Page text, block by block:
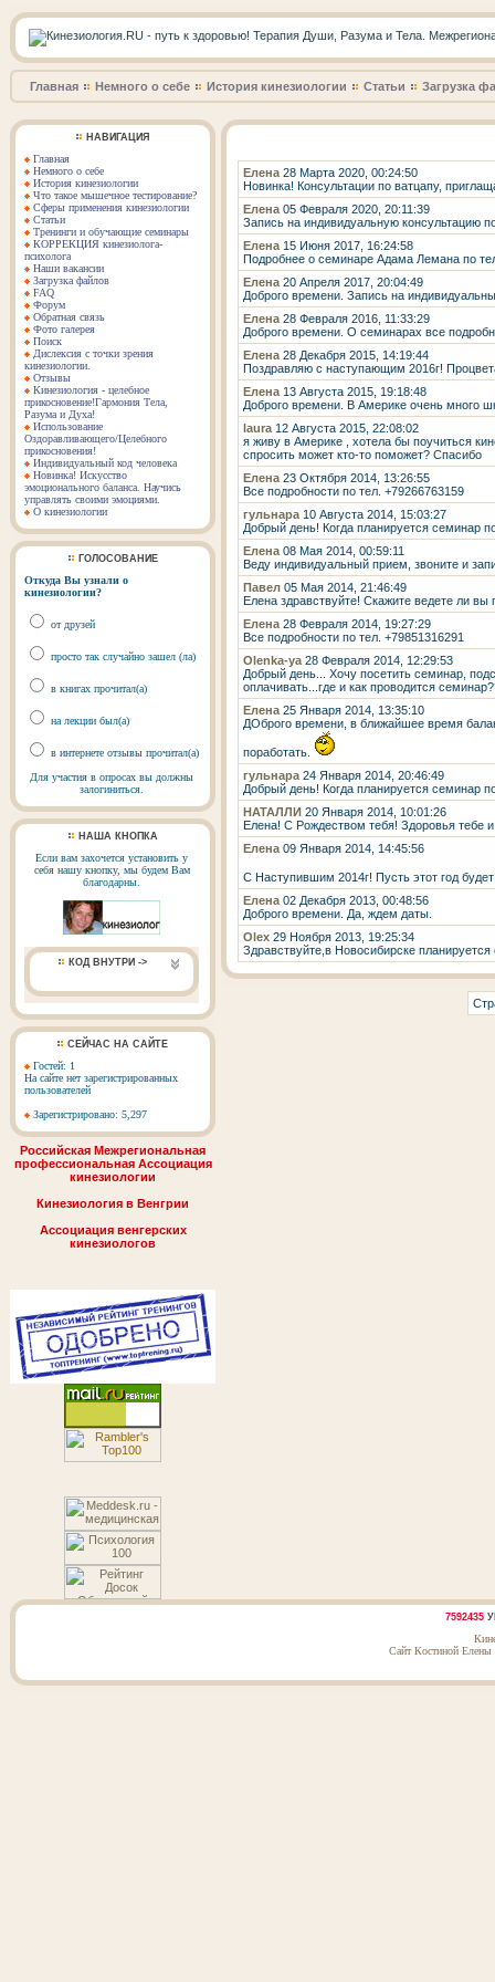
Главная Немного о себе История кинезиологии Статьи Загрузка
НАВИГАЦИЯ
Главная
Немного о себе
История кинезиологии
Что такое мышечное тестирование?
Сферы применения кинезиологии
Статьи
Тренинги и обучающие семинары
КОРРЕКЦИЯ кинезиолога-
психолога
Наши вакансии
Загрузка файлов
FAQ
Форум
Обратная связь
Фото галерея
Поиск
Дислексия с точки зрения
кинезиологии.
Отзывы
Кинезиология - целебное
прикосновение!Гармония Тела,
Разума и Духа!
Использование
Оздоравливающего/Целебного
прикосновения!
Индивидуальный код человека
Новинка! Искусство
эмоционального баланса. Научись
управлять своими эмоциями.
О кинезиологии
ГОЛОСОВАНИЕ
Откуда Вы узнали о
кинезиологии?
от друзей
просто так случайно зашел (ла)
в книгах прочитал(а)
на лекции был(а)
в интернете отзывы прочитал(а)
Для участия в опросах вы должны
залогиниться.
НАША КНОПКА
Если вам захочется установить у
себя нашу кнопку, мы будем Вам
благодарны.
КОД ВНУТРИ ->
СЕЙЧАС НА САЙТЕ
Гостей: 1
На сайте нет зарегистрированных
пользователей
Зарегистрировано: 5,297
Российская Межрегиональная
профессиональная Ассоциация
кинезиологии
Кинезиология в Венгрии
Ассоциация венгерских
кинезиологов
Елена 28 Марта 2020, 00:24:50
Новинка! Консультации по ватцапу,
Елена 05 Февраля 2020, 20:11:39
Запись на индивидуальную консультацию
Елена 15 Июня 2017, 16:24:58
Подробнее о семинаре Адама Лемана по
Елена 20 Апреля 2017, 20:04:49
Доброго времени. Запись на
Елена 28 Февраля 2016, 11:33:29
Доброго времени. О семинарах все
Елена 28 Декабря 2015, 14:19:44
Поздравляю с наступающим 2016г!
Елена 13 Августа 2015, 19:18:48
Доброго времени. В Америке очень много
laura 12 Августа 2015, 22:08:02
я живу в Америке , хотела бы поучиться
спросить может кто-то поможет? Спасибо
Елена 23 Октября 2014, 13:26:55
Все подробности по тел. +79266763159
гульнара 10 Августа 2014, 15:03:27
Добрый день! Когда планируется семинар
Елена 08 Мая 2014, 00:59:11
Веду индивидуальный прием, звоните и
Павел 05 Мая 2014, 21:46:49
Елена здравствуйте! Скажите ведете ли
Елена 28 Февраля 2014, 19:27:29
Все подробности по тел. +79851316291
Olenka-ya 28 Февраля 2014, 12:29:53
Добрый день... Хочу посетить семинар,
оплачивать...где и как проводится
Елена 25 Января 2014, 13:35:10
ДОброго времени, в ближайшее время
поработать.
гульнара 24 Января 2014, 20:46:49
Добрый день! Когда планируется семинар
НАТАЛЛИ 20 Января 2014, 10:01:26
Елена! С Рождеством тебя! Здоровья тебе
Елена 09 Января 2014, 14:45:56
С Наступившим 2014г! Пусть этот год
Елена 02 Декабря 2013, 00:48:56
Доброго времени. Да, ждем даты.
Olex 29 Ноября 2013, 19:25:34
Здравствуйте,в Новосибирске
7592435
Сайт Костиной